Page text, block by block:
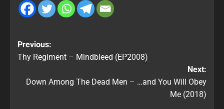
Previous:
Thy Regiment – Mindbleed (EP2008)
Next:
Down Among The Dead Men – …and You Will Obey
Me (2018)